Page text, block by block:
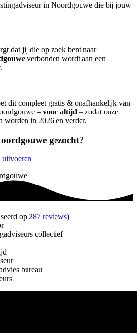
in Noordgouwe die bij jouw
dat jij die op zoek bent naar
verbonden wordt aan een
dit compleet gratis & onafhankelijk van
– voor altijd – zodat onze
worden in 2026 en verder.
gezocht?
op 287 reviews)